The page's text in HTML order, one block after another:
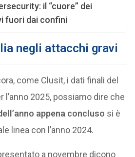
il “cuore” dei
fuori dai confini
negli attacchi gravi
come Clusit, i dati finali del
2025, possiamo dire che
appena concluso si è
linea con l’anno 2024.
a novembre dicono